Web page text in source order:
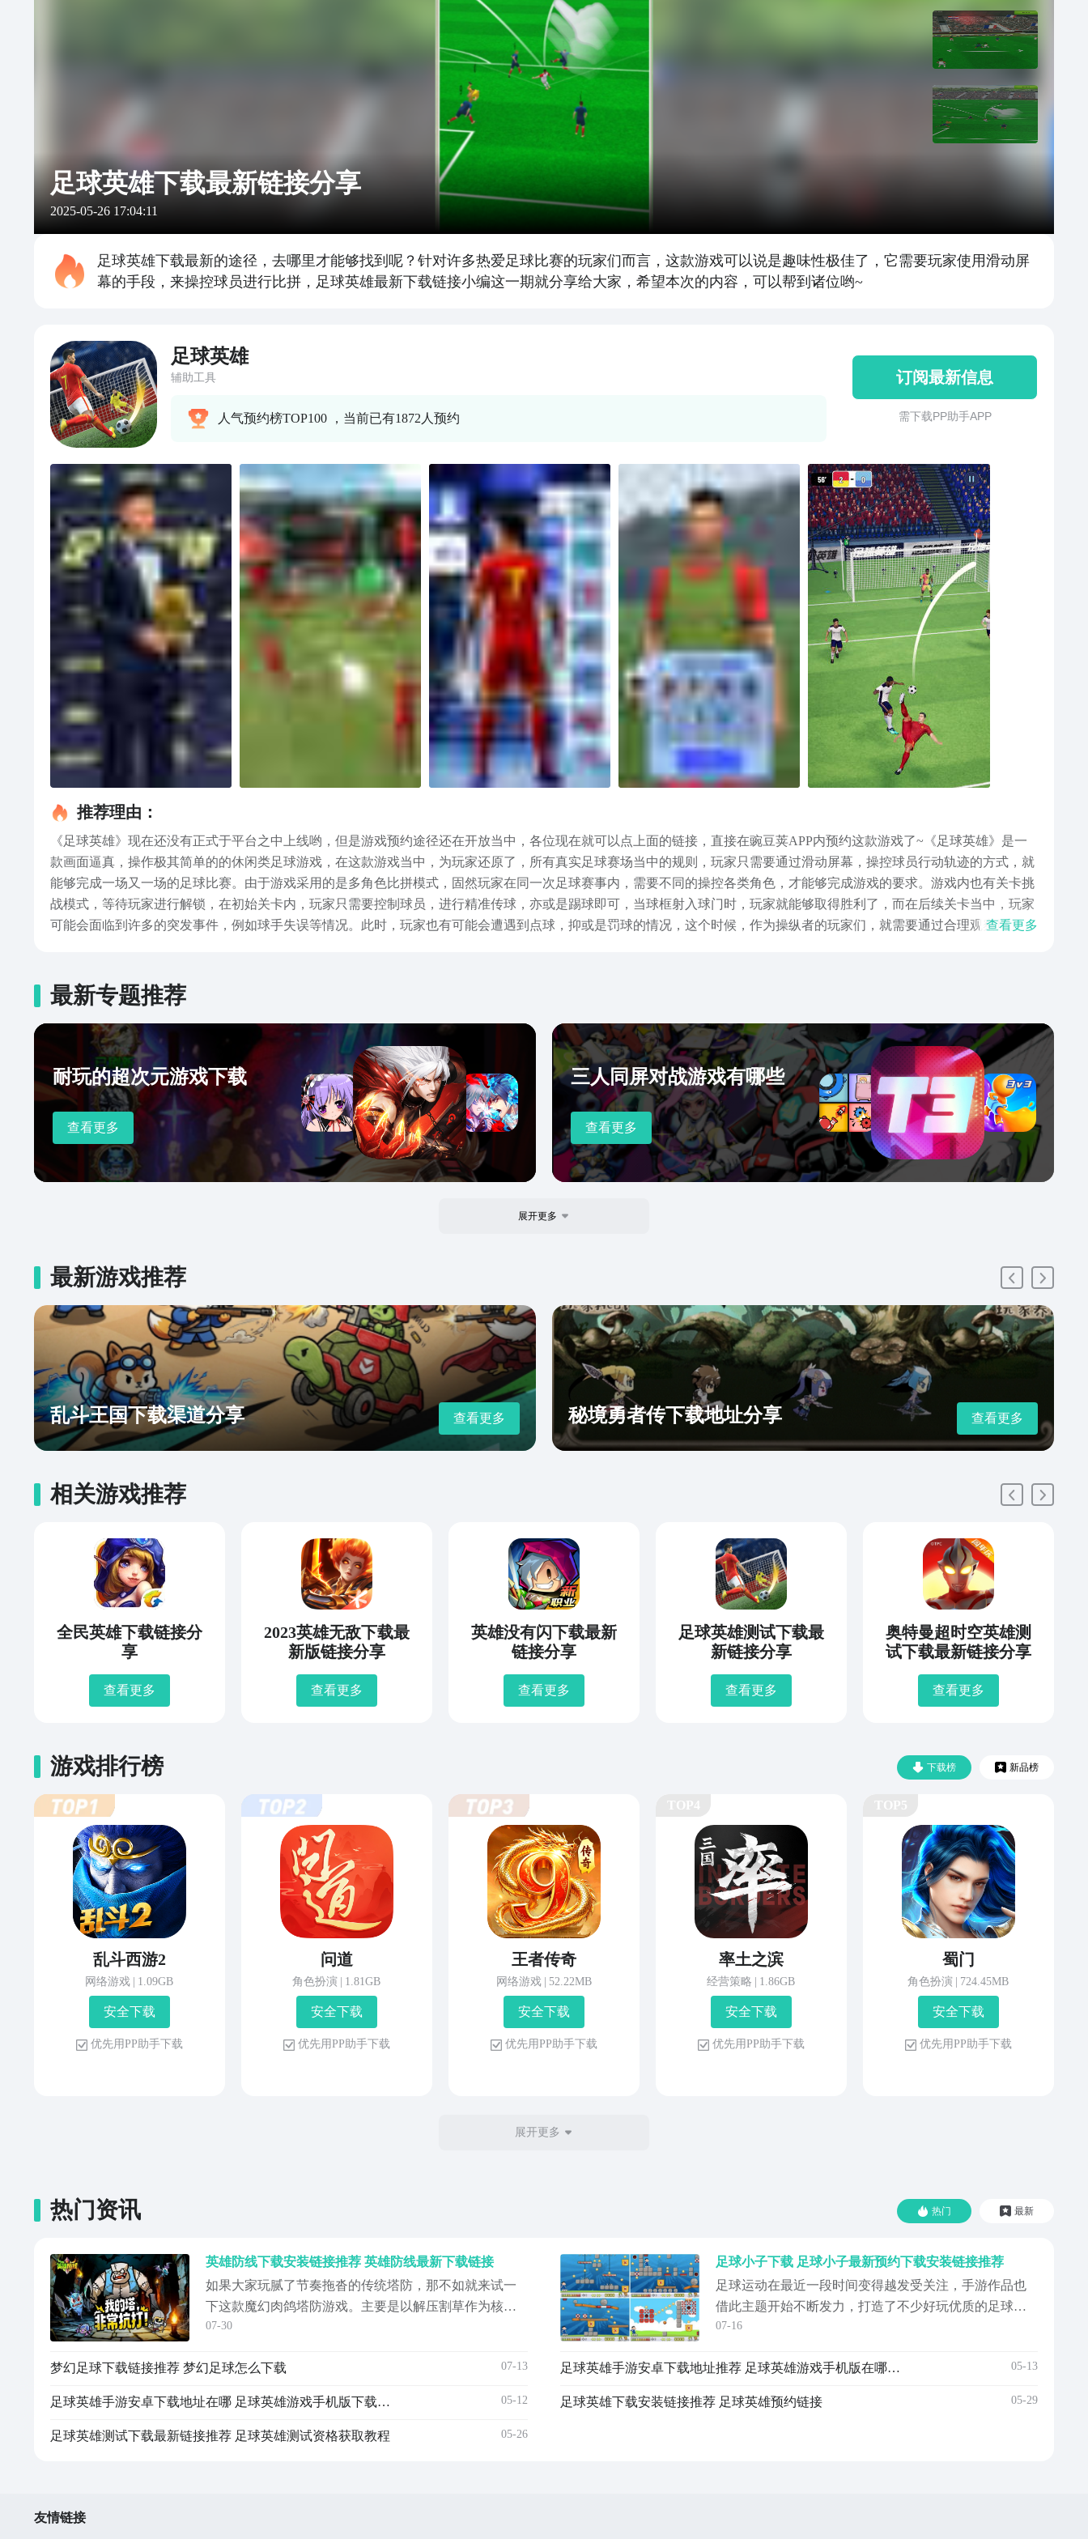
足球英雄下载最新链接分享
2025-05-26 17:04:11
足球英雄下载最新的途径，去哪里才能够找到呢？针对许多热爱足球比赛的玩家们而言，这款游戏可以说是趣味性极佳了，它需要玩家使用滑动屏
幕的手段，来操控球员进行比拼，足球英雄最新下载链接小编这一期就分享给大家，希望本次的内容，可以帮到诸位哟~
足球英雄
辅助工具
人气预约榜TOP100 ，当前已有1872人预约
订阅最新信息
需 下 载 P P 助 手 A P P
推荐理由：
《足球英雄》现在还没有正式于平台之中上线哟，但是游戏预约途径还在开放当中，各位现在就可以点上面的链接，直接在豌豆荚APP内预约这款游戏了~《足球英雄》是一
款画面逼真，操作极其简单的的休闲类足球游戏，在这款游戏当中，为玩家还原了，所有真实足球赛场当中的规则，玩家只需要通过滑动屏幕，操控球员行动轨迹的方式，就
能够完成一场又一场的足球比赛。由于游戏采用的是多角色比拼模式，固然玩家在同一次足球赛事内，需要不同的操控各类角色，才能够完成游戏的要求。游戏内也有关卡挑
战模式，等待玩家进行解锁，在初始关卡内，玩家只需要控制球员，进行精准传球，亦或是踢球即可，当球框射入球门时，玩家就能够取得胜利了，而在后续关卡当中，玩家
可能会面临到许多的突发事件，例如球手失误等情况。此时，玩家也有可能会遭遇到点球，抑或是罚球的情况，这个时候，作为操纵者的玩家们，就需要通过合理观察局面的
样才能够以最高的效率获取胜利，希望浏览完这次内容的玩家们，可以进到足球英雄这款游戏内，实际体验一下足球赛场。
查看更多
最新专题推荐
耐玩的超次元游戏下载
查看更多
三人同屏对战游戏有哪些
查看更多
展开更多
最新游戏推荐
乱斗王国下载渠道分享 查看更多 秘境勇者传下载地址分享 查看更多
相关游戏推荐
全民英雄下载链接分
享
查看更多
2023英雄无敌下载最
新版链接分享
查看更多
英雄没有闪下载最新
链接分享
查看更多
足球英雄测试下载最
新链接分享
查看更多
奥特曼超时空英雄测
试下载最新链接分享
查看更多
下载榜 新品榜
游戏排行榜
乱斗西游2
网络游戏 1.09GB
安 全 下 载
优 先 用 P P 助 手 下 载
问道
角色扮演 1.81GB
安 全 下 载
优 先 用 P P 助 手 下 载
王者传奇
网络游戏 52.22MB
安 全 下 载
优 先 用 P P 助 手 下 载
率土之滨
经营策略 1.86GB
安 全 下 载
优 先 用 P P 助 手 下 载
蜀门
角色扮演 724.45MB
安 全 下 载
优 先 用 P P 助 手 下 载
展开更多
热门 最新
热门资讯
英雄防线下载安装链接推荐 英雄防线最新下载链接
如果大家玩腻了节奏拖沓的传统塔防，那不如就来试一
下这款魔幻肉鸽塔防游戏。主要是以解压割草作为核
心，会跳出固定的摆塔套路，那今天就为大家来分享一
都可以通过下面的链接去下载。这款游戏把轻松养成还
预约地址》》》...
07-30
梦幻足球下载链接推荐 梦幻足球怎么下载 07-13
足球英雄手游安卓下载地址在哪 足球英雄游戏手机版下载推荐 05-12
足球英雄测试下载最新链接推荐 足球英雄测试资格获取教程 05-26
足球小子下载 足球小子最新预约下载安装链接推荐
足球运动在最近一段时间变得越发受关注，手游作品也
借此主题开始不断发力，打造了不少好玩优质的足球体
育竞技游戏，近段时间看到小伙伴们留言询问足球小子
接就分享在了下方，大家现在可以直接点击，进入到豌
《足球小...
07-16
足球英雄手游安卓下载地址推荐 足球英雄游戏手机版在哪里下载 05-13
足球英雄下载安装链接推荐 足球英雄预约链接 05-29
友情链接